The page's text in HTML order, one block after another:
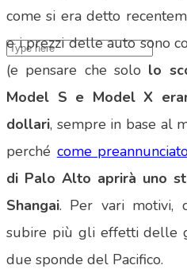
come si era detto
e i prezzi delle auto sono
(e pensare che solo lo
Model S e Model X
dollari, sempre in base al
perché come
di Palo Alto aprirà uno
Shangai. Per vari motivi,
subire più gli effetti delle
due sponde del Pacifico.